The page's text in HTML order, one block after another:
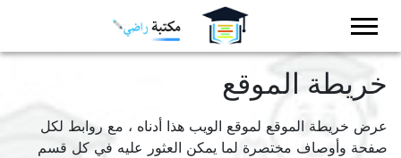
خريطة الموقع
عرض خريطة الموقع لموقع الويب هذا أدناه ، مع روابط لكل
صفحة وأوصاف مختصرة لما يمكن العثور عليه في كل قسم